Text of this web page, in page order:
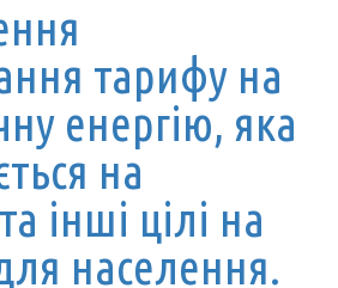
тарифу на
енергію, яка
на
інші цілі на
населення.